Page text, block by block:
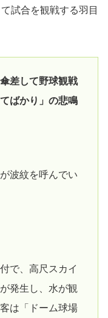
試合を観戦する羽目
差して野球観戦
ばかり」の悲鳴
波紋を呼んでい
で、高尺スカイ
発生し、水が観
は「ドーム球場